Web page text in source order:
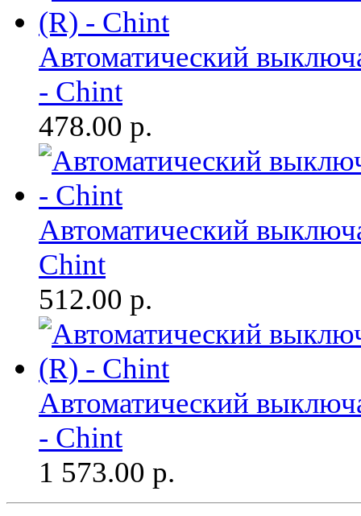
Автоматический
- Chint
478.00 р.
Автоматический
Chint
512.00 р.
Автоматический
- Chint
1 573.00 р.